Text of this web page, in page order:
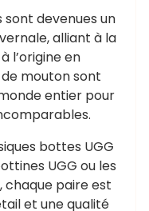
devenues un
alliant à la
l’origine en
mouton sont
entier pour
bottes UGG
UGG ou les
chaque paire est
et une qualité